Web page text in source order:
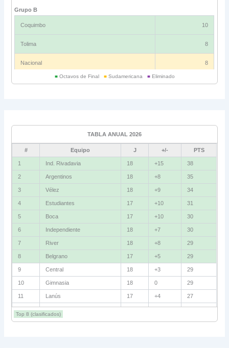
Grupo B
Coquimbo 10
Tolima 8
Nacional 8
Bolívar 5
La Guaira
Grupo D
U. Católica
Cruzeiro 11
Boca Jrs.
Barcelona SC
Grupo E
Corinthians
■Octavos de Final ■Sudamericana ■Eliminado
TABLA ANUAL 2026
# Equipo J +/- PTS
1 Ind. Rivadavia 18 +15 38
2 Argentinos 18 +8 35
3 Vélez 18 +9 34
4 Estudiantes 17 +10 31
5 Boca 17 +10 30
6 Independiente 18 +7 30
7 River 18 +8 29
8 Belgrano 17 +5 29
9 Central 18 +3 29
10 Gimnasia 18 0 29
11 Lanús 17 +4 27
12 Barracas
13 Talleres 18 +1 26
Top 8 (clasificados)